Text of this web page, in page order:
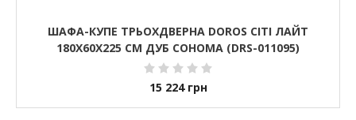
ШАФА-КУПЕ ТРЬОХДВЕРНА DOROS СІТІ ЛАЙТ
180Х60Х225 СМ ДУБ СОНОМА (DRS-011095)
15 224 грн